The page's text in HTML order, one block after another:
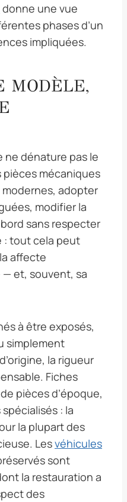
donne une vue
phases d’un
impliquées.
MODÈLE,
ne dénature pas le
pièces mécaniques
adopter
modifier la
sans respecter
: tout cela peut
affecte
— et, souvent, sa
à être exposés,
simplement
la rigueur
Fiches
pièces d’époque,
: la
la plupart des
Lesvéhicules
sont
la restauration a
des